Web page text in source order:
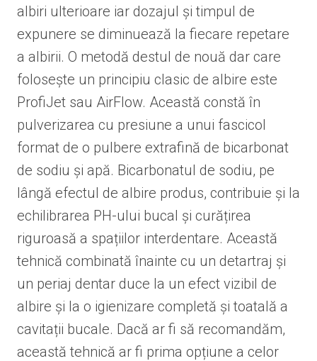
albiri ulterioare iar dozajul și timpul de
expunere se diminuează la fiecare repetare
a albirii. O metodă destul de nouă dar care
folosește un principiu clasic de albire este
ProfiJet sau AirFlow. Această constă în
pulverizarea cu presiune a unui fascicol
format de o pulbere extrafină de bicarbonat
de sodiu și apă. Bicarbonatul de sodiu, pe
lângă efectul de albire produs, contribuie și la
echilibrarea PH-ului bucal și curățirea
riguroasă a spațiilor interdentare. Această
tehnică combinată înainte cu un detartraj și
un periaj dentar duce la un efect vizibil de
albire și la o igienizare completă și toatală a
cavitații bucale. Dacă ar fi să recomandăm,
această tehnică ar fi prima opțiune a celor